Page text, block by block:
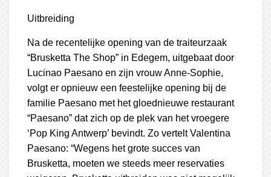
Uitbreiding
Na de recentelijke opening van de traiteurzaak
“Brusketta The Shop” in Edegem, uitgebaat door
Lucinao Paesano en zijn vrouw Anne-Sophie,
volgt er opnieuw een feestelijke opening bij de
familie Paesano met het gloednieuwe restaurant
“Paesano” dat zich op de plek van het vroegere
‘Pop King Antwerp’ bevindt. Zo vertelt Valentina
Paesano: “Wegens het grote succes van
Brusketta, moeten we steeds meer reservaties